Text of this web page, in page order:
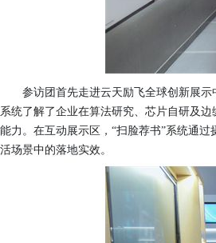
参访团首先走进云天励飞全球创新展
系统了解了企业在算法研究、芯片自研及
能力。在互动展示区，“扫脸荐书”系统通
活场景中的落地实效。